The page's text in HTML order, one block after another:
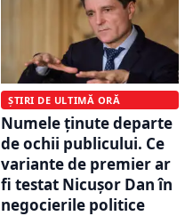
ȘTIRI DE ULTIMĂ ORĂ
Numele ținute departe
de ochii publicului. Ce
variante de premier ar
fi testat Nicușor Dan în
negocierile politice